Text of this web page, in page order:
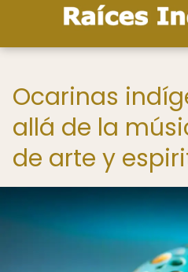
Ocarinas
allá de la
de arte y